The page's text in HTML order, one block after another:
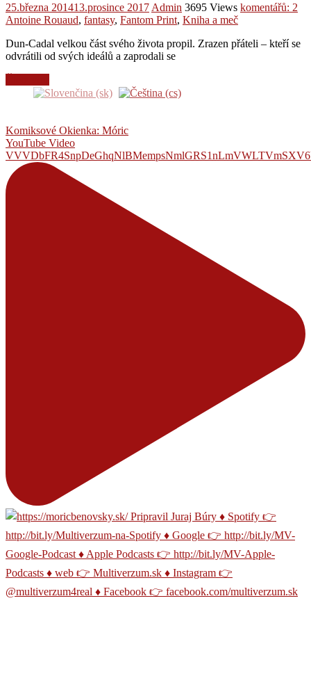
25.března 201413.prosince 2017 Admin 3695 Views komentářů: 2
Antoine Rouaud, fantasy, Fantom Print, Kniha a meč
Dun-Cadal velkou část svého života propil. Zrazen přáteli – kteří se
odvrátili od svých ideálů a zaprodali se
Komiksové Okienka: Móric
YouTube Video